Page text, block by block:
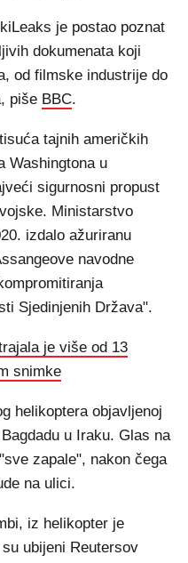
je postao poznat
dokumenata koji
od filmske industrije do
piše BBC.
tajnih američkih
Washingtona u
sigurnosni propust
Ministarstvo
izdalo ažuriranu
navodne
Sjedinjenih Država".
je više od 13
snimke
helikoptera objavljenoj
u Iraku. Glas na
zapale", nakon čega
na ulici.
iz helikopter je
ubijeni Reutersov